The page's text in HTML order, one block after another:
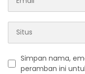
Simpan nama,
peramban ini